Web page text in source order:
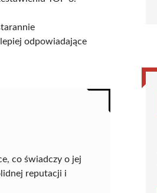
odpowiadające
co świadczy o jej
reputacji i